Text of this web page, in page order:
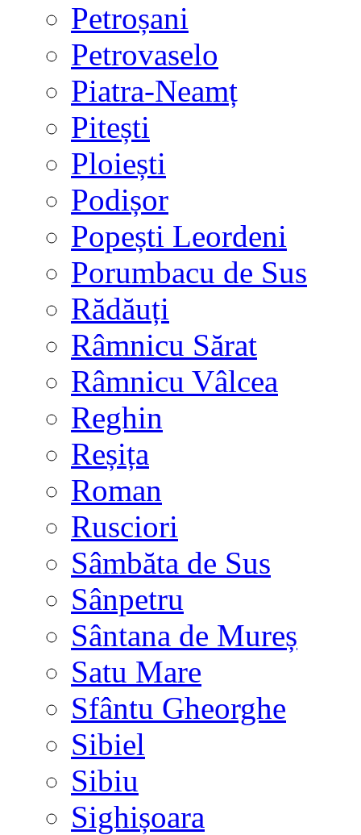
Petroșani
Petrovaselo
Piatra-Neamț
Pitești
Ploiești
Podișor
Popești Leordeni
Porumbacu de Sus
Rădăuți
Râmnicu Sărat
Râmnicu Vâlcea
Reghin
Reșița
Roman
Rusciori
Sâmbăta de Sus
Sânpetru
Sântana de Mureș
Satu Mare
Sfântu Gheorghe
Sibiel
Sibiu
Sighișoara